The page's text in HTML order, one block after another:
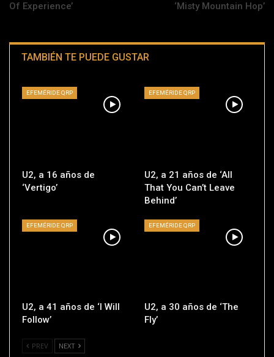
Of Experience’
‘Misty Mountain Hop’
TAMBIÉN TE PUEDE GUSTAR
EFEMÉRIDE QRP
U2, a 16 años de
‘Vertigo’
EFEMÉRIDE QRP
U2, a 21 años de ‘All
That You Can’t Leave
Behind’
EFEMÉRIDE QRP
U2, a 41 años de ‘I Will
Follow’
EFEMÉRIDE QRP
U2, a 30 años de ‘The
Fly’
PREV NEXT